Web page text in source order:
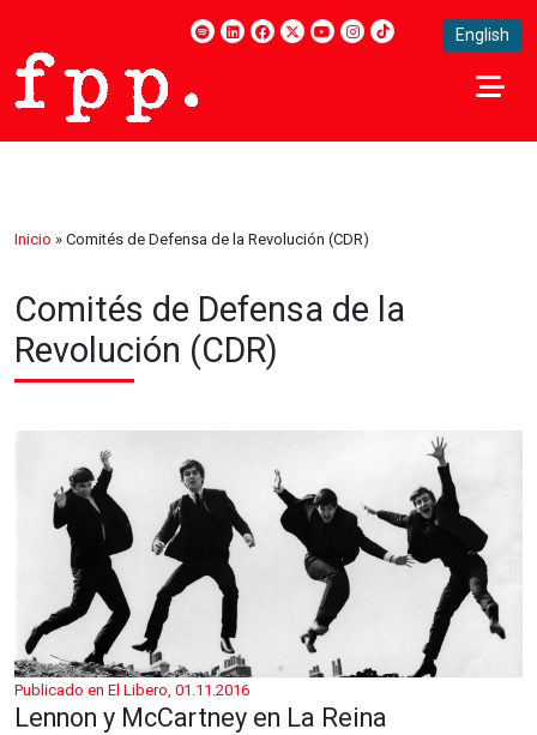
English
Inicio » Comités de Defensa de la Revolución (CDR)
Comités de Defensa de la
Revolución (CDR)
Publicado en El Libero, 01.11.2016
Lennon y McCartney en La Reina